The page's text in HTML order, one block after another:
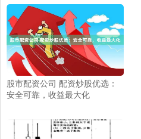
股市配资公司 配资炒股优选：
安全可靠，收益最大化